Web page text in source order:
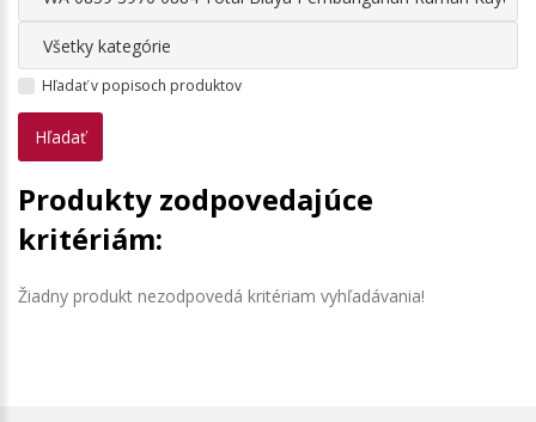
Hľadať v popisoch produktov
Produkty zodpovedajúce
kritériám:
Žiadny produkt nezodpovedá kritériam vyhľadávania!